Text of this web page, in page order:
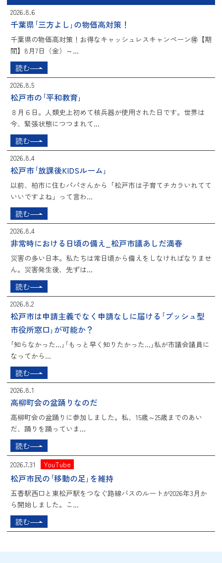
2026.8.6
千葉県｢三方よし｣の物価高対策！
千葉県の物価高対策！お得なキャッシュレスキャンペーン🉐【期
間】8月7日（金）～...
読む
2026.8.5
松戸市の｢平和教育｣
８月６日。人類史上初めて核兵器が使用された日です。世界は
今、緊張状態につつまれて...
読む
2026.8.4
松戸市｢放課後KIDSルーム｣
以前、柏市に住むパパさんから「松戸市は子育てチカラいれてて
いいですよね」って言わ...
読む
2026.8.4
非常時における日頃の備え_松戸市議あしだ満春
災害の多い日本。私たちは常日頃から備えをしなければなりませ
ん。災害発生後、先ずは...
読む
2026.8.2
松戸市は申請主義でなく申請なしに届ける｢プッシュ型
市役所窓口｣が可能か？
｢知らなかった...｣｢もっと早く知りたかった...｣私が市議会議員に
なってから...
読む
2026.8.1
高柳町会の盆踊りなのだ
高柳町会の盆踊りに参加しました。私、15歳～25歳までのあい
だ、踊りを踊っていま...
読む
2026.7.31 YouTube
松戸市民の｢移動の足｣を維持
五香駅西口と東松戸駅をつなぐ路線バスのルートが2026年3月か
ら開始しました。こ...
読む